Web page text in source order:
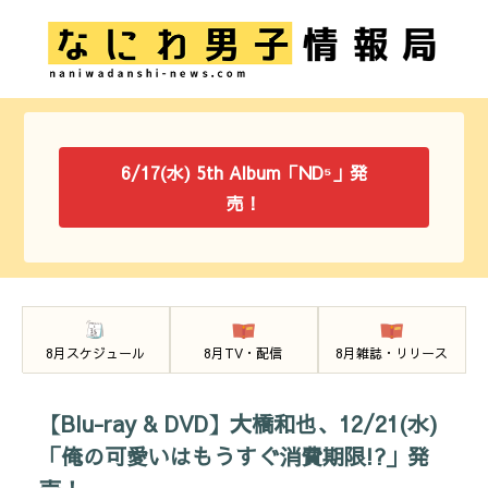
6/17(水) 5th Album「ND⁵」発
売！
8月スケジュール 8月TV・配信 8月雑誌・リリース
【Blu-ray & DVD】大橋和也、12/21(水)
「俺の可愛いはもうすぐ消費期限!?」発